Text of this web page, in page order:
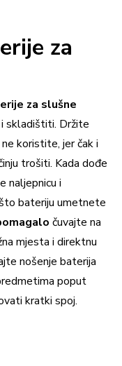
za
za slušne
skladištiti. Držite
koristite, jer čak i
trošiti. Kada dođe
naljepnicu i
bateriju umetnete
čuvajte na
mjesta i direktnu
nošenje baterija
poput
kratki spoj.